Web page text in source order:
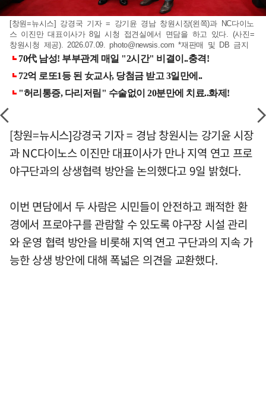
[창원=뉴시스] 강경국 기자 = 강기윤 경남 창원시장(왼쪽)과 NC다이노
스 이진만 대표이사가 8일 시청 접견실에서 면담을 하고 있다. (사진=
창원시청 제공). 2026.07.09.photo@newsis.com *재판매 및 DB 금지
[창원=뉴시스]강경국 기자 = 경남 창원시는 강기윤 시장
과 NC다이노스 이진만 대표이사가 만나 지역 연고 프로
야구단과의 상생협력 방안을 논의했다고 9일 밝혔다.
이번 면담에서 두 사람은 시민들이 안전하고 쾌적한 환
경에서 프로야구를 관람할 수 있도록 야구장 시설 관리
와 운영 협력 방안을 비롯해 지역 연고 구단과의 지속 가
능한 상생 방안에 대해 폭넓은 의견을 교환했다.